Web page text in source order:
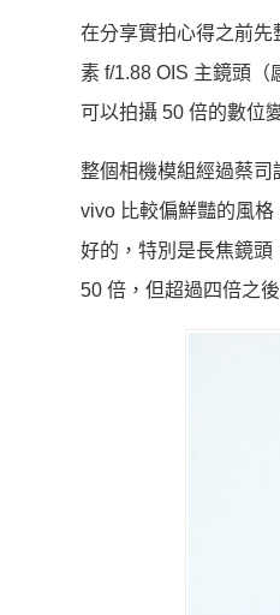
在分享實拍心得之前
素 f/1.88 OIS 主鏡頭（
可以拍攝 50 倍的數位
整個相機模組經過蔡
vivo 比較偏鮮豔的風
好的，特別是長焦鏡頭
50 倍，但超過四倍之